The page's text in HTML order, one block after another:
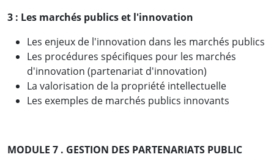
3 : Les marchés publics et l'innovation
Les enjeux de l'innovation dans les marchés publics
Les procédures spécifiques pour les marchés
d'innovation (partenariat d'innovation)
La valorisation de la propriété intellectuelle
Les exemples de marchés publics innovants
MODULE 7 . GESTION DES PARTENARIATS PUBLIC